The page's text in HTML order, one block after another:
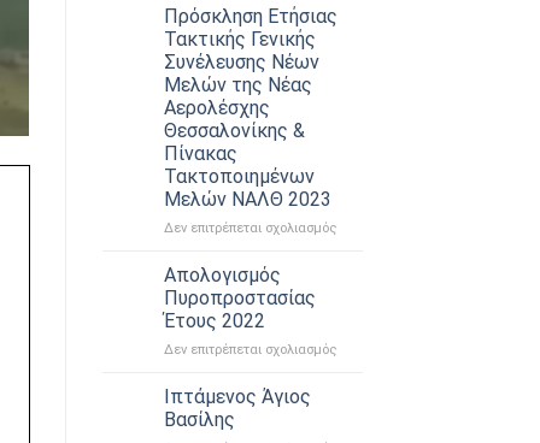
the
forest
Πρόσκληση Ετήσιας
Τακτικής Γενικής
Συνέλευσης Νέων
Μελών της Νέας
Αερολέσχης
Θεσσαλονίκης &
Πίνακας
Τακτοποιημένων
Μελών ΝΑΛΘ 2023
Δεν επιτρέπεται σχολιασμόςστο
Νέων
Απολογισμός
Πυροπροστασίας
Έτους 2022
Δεν επιτρέπεται σχολιασμόςστο
Ιπτάμενος Άγιος
Βασίλης